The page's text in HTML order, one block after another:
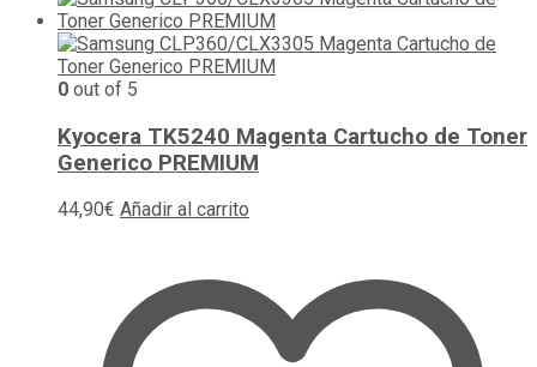
0 out of 5
Kyocera TK5240 Magenta Cartucho de Toner
Generico PREMIUM
44,90€ Añadir al carrito